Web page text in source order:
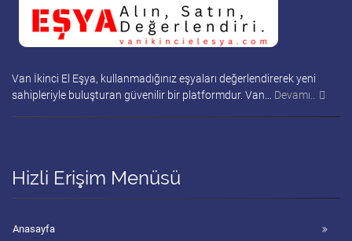
Van İkinci El Eşya, kullanmadığınız eşyaları değerlendirerek yeni
sahipleriyle buluşturan güvenilir bir platformdur. Van… Devamı..
Hizli Erişim Menüsü
Anasayfa